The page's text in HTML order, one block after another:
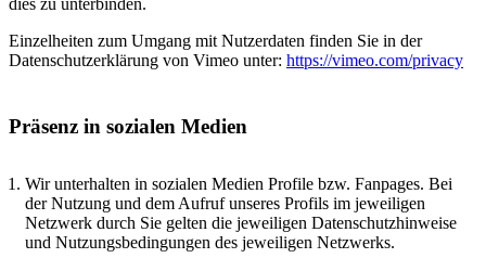
dies zu unterbinden.
Einzelheiten zum Umgang mit Nutzerdaten finden Sie in der
Datenschutzerklärung von Vimeo unter: https://vimeo.com/privacy
Präsenz in sozialen Medien
Wir unterhalten in sozialen Medien Profile bzw. Fanpages. Bei
der Nutzung und dem Aufruf unseres Profils im jeweiligen
Netzwerk durch Sie gelten die jeweiligen Datenschutzhinweise
und Nutzungsbedingungen des jeweiligen Netzwerks.